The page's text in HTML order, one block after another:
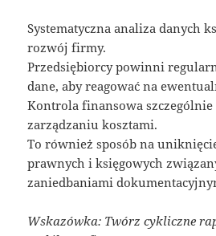
Systematyczna analiza danych
rozwój firmy.
Przedsiębiorcy powinni
dane, aby reagować na
Kontrola finansowa szczególnie
zarządzaniu kosztami.
To również sposób na
prawnych i księgowych
zaniedbaniami
Wskazówka: Twórz cykliczne